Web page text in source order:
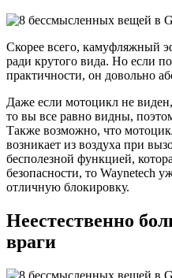
Скорее всего, камуфляжный
ради крутого вида. Но если
практичности, он довольно
Даже если мотоцикл не
то вы все равно видны,
Также возможно, что
возникает из воздуха при
бесполезной функцией,
безопасности, то Waynetech
отличную блокировку.
Неестественно
враги